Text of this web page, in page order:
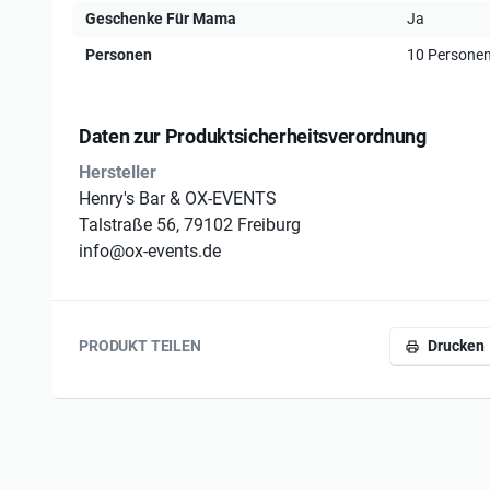
allgemeine, internationale Cocktails)
Der Henry`s Sekt-Cocktail-Workshop ist kein Seminar,
geselliges Beisammensein mit tiefen Einblicken &
Teilnehmer dürfen selbst Ihren Lieblingsdrink
Geschenke Für Mama Ja
Personen 10 Personen
Daten zur Produktsicherheitsverordnung
Hersteller
Henry's Bar & OX-EVENTS
Talstraße 56, 79102 Freiburg
info@ox-events.de
PRODUKT TEILEN Drucken